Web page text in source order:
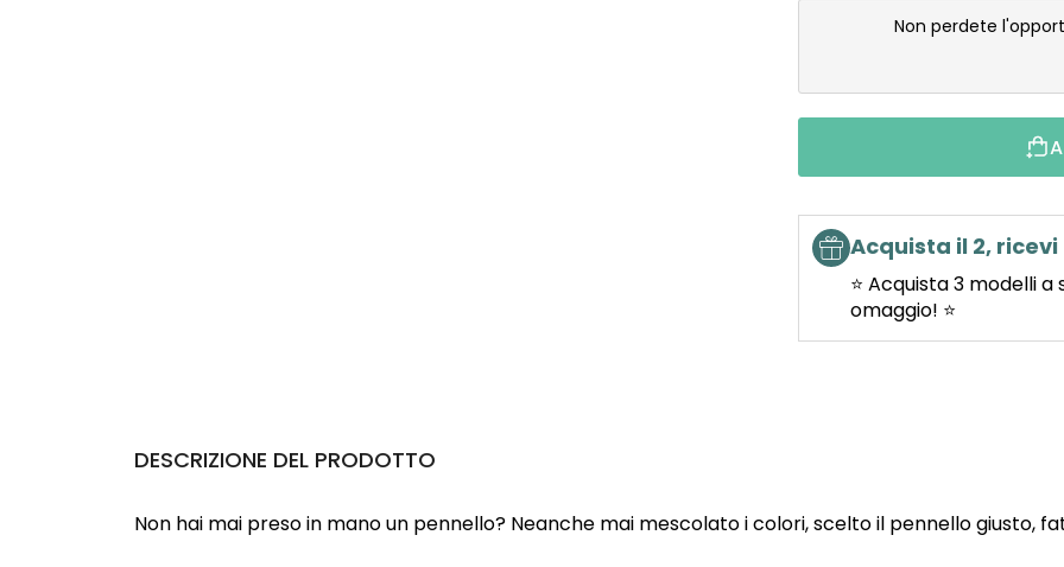
Non perdete
Acquista il 2, ricevi
⭐ Acquista 3 modelli
omaggio! ⭐
DESCRIZIONE DEL PRODOTTO
Non hai mai preso in mano un pennello? Neanche mai mescolato i colori, scelto il pennello giusto,